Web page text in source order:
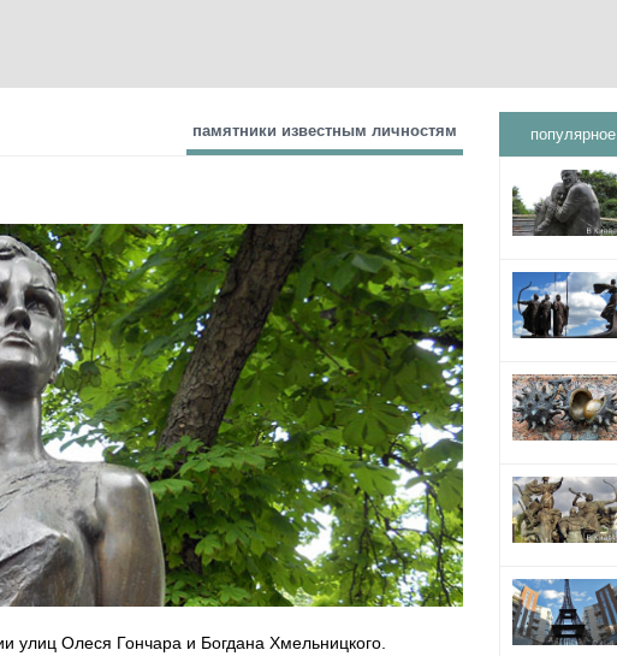
памятники известным личностям
улиц Олеся Гончара и Богдана Хмельницкого.
популярное